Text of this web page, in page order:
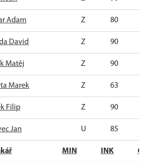
Adam Z 80
David Z 90
Matěj Z 90
Marek Z 63
Filip Z 90
Jan U 85
MIN INK G